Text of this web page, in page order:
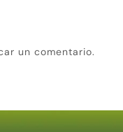
un comentario.